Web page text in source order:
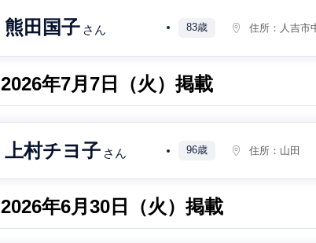
熊田国子 さん 83歳 住所： 人吉市
2026年7月7日（火）掲載
上村チヨ子 さん 96歳 住所： 山田
2026年6月30日（火）掲載